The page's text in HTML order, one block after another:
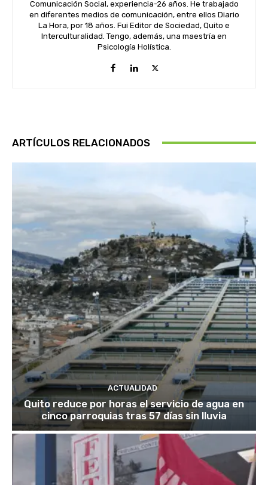
Comunicación Social, experiencia-26 años. He trabajado
en diferentes medios de comunicación, entre ellos Diario
La Hora, por 18 años. Fui Editor de Sociedad, Quito e
Interculturalidad. Tengo, además, una maestría en
Psicología Holística.
ARTÍCULOS RELACIONADOS
ACTUALIDAD
Quito reduce por horas el servicio de agua en
cinco parroquias tras 57 días sin lluvia